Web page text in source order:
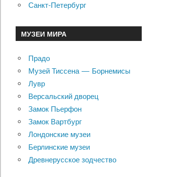
Санкт-Петербург
МУЗЕИ МИРА
Прадо
Музей Тиссена — Борнемисы
Лувр
Версальский дворец
Замок Пьерфон
Замок Вартбург
Лондонские музеи
Берлинские музеи
Древнерусское зодчество